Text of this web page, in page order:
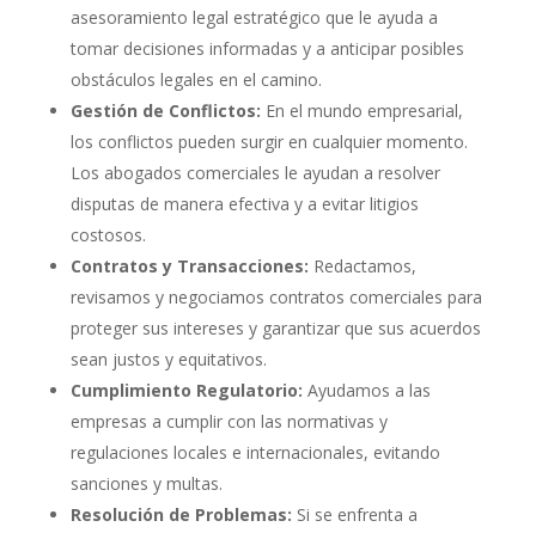
asesoramiento legal estratégico que le ayuda a
tomar decisiones informadas y a anticipar posibles
obstáculos legales en el camino.
Gestión de Conflictos: En el mundo empresarial,
los conflictos pueden surgir en cualquier momento.
Los abogados comerciales le ayudan a resolver
disputas de manera efectiva y a evitar litigios
costosos.
Contratos y Transacciones: Redactamos,
revisamos y negociamos contratos comerciales para
proteger sus intereses y garantizar que sus acuerdos
sean justos y equitativos.
Cumplimiento Regulatorio: Ayudamos a las
empresas a cumplir con las normativas y
regulaciones locales e internacionales, evitando
sanciones y multas.
Resolución de Problemas: Si se enfrenta a